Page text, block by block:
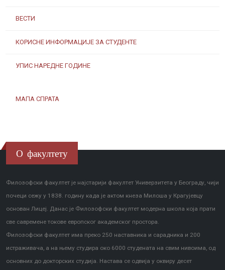
ВЕСТИ
КОРИСНЕ ИНФОРМАЦИЈЕ ЗА СТУДЕНТЕ
УПИС НАРЕДНЕ ГОДИНЕ
МАПА СПРАТА
О факултету
Филозофски факултет је најстарији факултет Универзитета у Београду, чији
почеци сежу у 1838. годину када је актом кнеза Милоша у Крагујевцу
основан Лицеј. Данас је Филозофски факултет модерна школа која прати
све савремене токове европског академског простора.
Филозофски факултет има преко 250 наставника и сарадника и 200
истраживача, а на њему студира око 6000 студената на свим нивоима, од
основних до докторских студија. Настава се одвија у оквиру десет